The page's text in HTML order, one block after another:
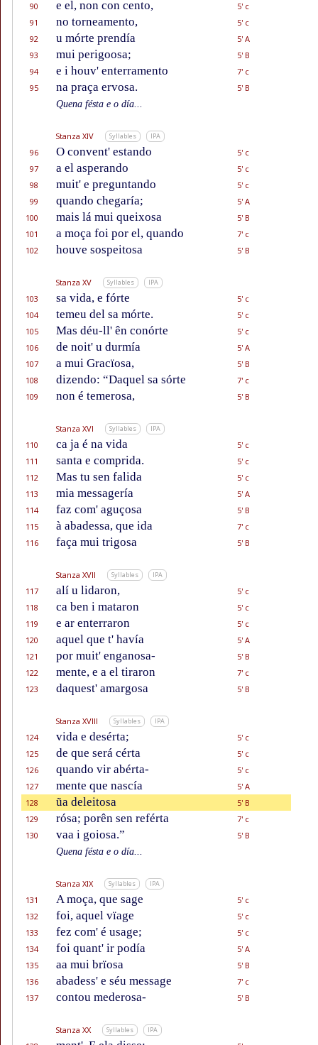
90 e el, non con cento,
5' c
91
no torneamento,
5' c
92
u mórte prendía
5' A
93
mui perigoosa;
5' B
94
e i houv' enterramento
7' c
95
na praça ervosa.
5' B
Quena fésta e o día...
Stanza XIV Syllables IPA
96 O convent' estando
5' c
97
a el asperando
5' c
98
muit' e preguntando
5' c
99
quando chegaría;
5' A
100
mais lá mui queixosa
5' B
101
a moça foi por el, quando
7' c
102
houve sospeitosa 5' B
Stanza XV Syllables IPA
103 sa vida, e fórte
5' c
104
temeu del sa mórte.
5' c
105
Mas déu-ll' ên conórte
5' c
106
de noit' u durmía
5' A
107
a mui Gracïosa,
5' B
108
dizendo: “Daquel sa sórte
7' c
109
non é temerosa, 5' B
Stanza XVI Syllables IPA
110 ca ja é na vida
5' c
111
santa e comprida.
5' c
112
Mas tu sen falida
5' c
113
mia messagería
5' A
114
faz com' aguçosa
5' B
115
à abadessa, que ida
7' c
116
faça mui trigosa 5' B
Stanza XVII Syllables IPA
117 alí u lidaron,
5' c
118
ca ben i mataron
5' c
119
e ar enterraron
5' c
120
aquel que t' havía
5' A
121
por muit' enganosa-
5' B
122
mente, e a el tiraron
7' c
123
daquest' amargosa 5' B
Stanza XVIII Syllables IPA
124 vida e desérta;
5' c
125
de que será cérta
5' c
126
quando vir abérta-
5' c
127
mente que nascía
5' A
128
ũa deleitosa
5' B
129
rósa; porên sen reférta
7' c
130
vaa i goiosa.”
5' B
Quena fésta e o día...
Stanza XIX Syllables IPA
131 A moça, que sage
5' c
132
foi, aquel vïage
5' c
133
fez com' é usage;
5' c
134
foi quant' ir podía
5' A
135
aa mui brïosa
5' B
136
abadess' e séu message
7' c
137
contou mederosa- 5' B
Stanza XX Syllables IPA